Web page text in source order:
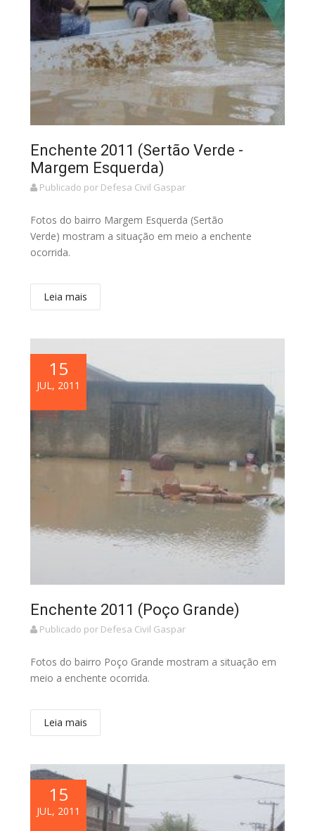
Enchente 2011 (Sertão Verde -
Margem Esquerda)
Publicado por Defesa Civil Gaspar
Fotos do bairro Margem Esquerda (Sertão
Verde) mostram a situação em meio a enchente
ocorrida.
Leia mais
15
JUL, 2011
Enchente 2011 (Poço Grande)
Publicado por Defesa Civil Gaspar
Fotos do bairro Poço Grande mostram a situação em
meio a enchente ocorrida.
Leia mais
15
JUL, 2011